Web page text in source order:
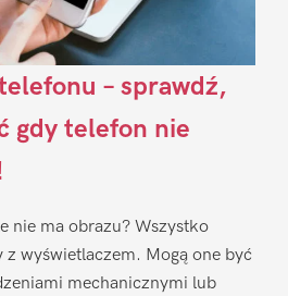
– sprawdź,
gdy telefon nie
nie ma obrazu? Wszystko
wyświetlaczem. Mogą one być
mechanicznymi lub